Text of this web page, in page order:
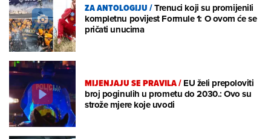
ZA ANTOLOGIJU/Trenuci koji su promijenili
kompletnu povijest Formule 1: O ovom će se
pričati unucima
MIJENJAJU SE PRAVILA/EU želi prepoloviti
broj poginulih u prometu do 2030.: Ovo su
strože mjere koje uvodi